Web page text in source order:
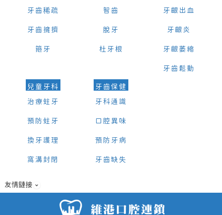
牙齒稀疏
牙齒擁擠
箍牙
智齒
脫牙
杜牙根
牙齦出血
牙齦炎
牙齦萎縮
牙齒鬆動
兒童牙科
治療蛀牙
預防蛀牙
換牙護理
窩溝封閉
牙齒保健
牙科通識
口腔異味
預防牙病
牙齒缺失
友情鏈接